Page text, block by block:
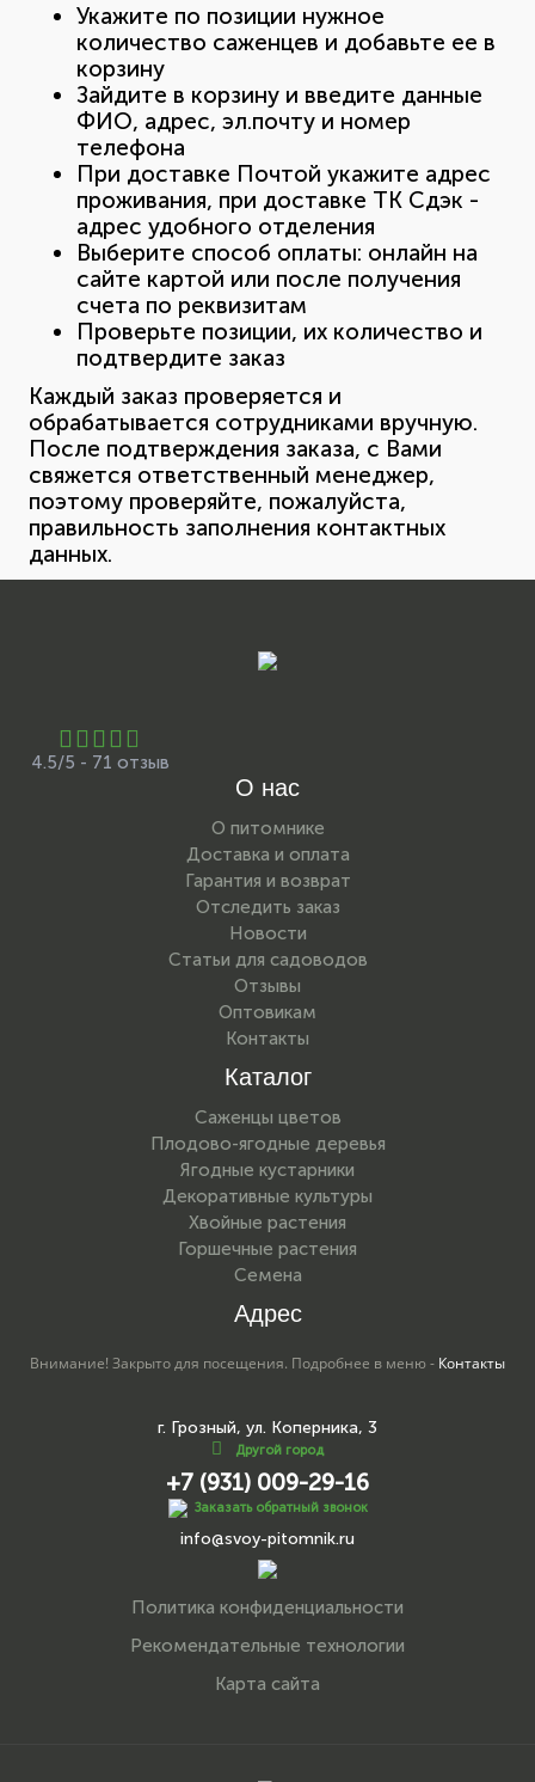
Укажите по позиции нужное
количество саженцев и добавьте ее в
корзину
Зайдите в корзину и введите данные
ФИО, адрес, эл.почту и номер
телефона
При доставке Почтой укажите адрес
проживания, при доставке ТК Сдэк -
адрес удобного отделения
Выберите способ оплаты: онлайн на
сайте картой или после получения
счета по реквизитам
Проверьте позиции, их количество и
подтвердите заказ
Каждый заказ проверяется и
обрабатывается сотрудниками вручную.
После подтверждения заказа, с Вами
свяжется ответственный менеджер,
поэтому проверяйте, пожалуйста,
правильность заполнения контактных
данных.
4.5/5 - 71 отзыв
О нас
О питомнике
Доставка и оплата
Гарантия и возврат
Отследить заказ
Новости
Статьи для садоводов
Отзывы
Оптовикам
Контакты
Каталог
Саженцы цветов
Плодово-ягодные деревья
Ягодные кустарники
Декоративные культуры
Хвойные растения
Горшечные растения
Семена
Адрес
Внимание! Закрыто для посещения. Подробнее в меню - Контакты
г. Грозный, ул. Коперника, 3
Другой город
+7 (931) 009-29-16
Заказать обратный звонок
info@svoy-pitomnik.ru
Политика конфиденциальности
Рекомендательные технологии
Карта сайта